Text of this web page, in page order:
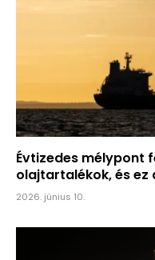
Évtizedes mélypont
olajtartalékok, és
2026. június 10.